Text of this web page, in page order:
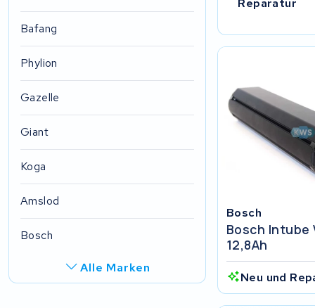
Bafang
Phylion
Gazelle
Giant
Koga
Amslod
Bosch
Alle Marken
Reparatur
Bosch
Bosch Intube
12,8Ah
Neu und